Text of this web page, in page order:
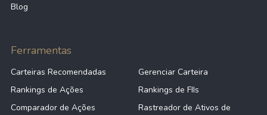
Blog
Ferramentas
Carteiras Recomendadas
Gerenciar Carteira
Rankings de Ações
Rankings de FIIs
Comparador de Ações
Rastreador de Ativos de